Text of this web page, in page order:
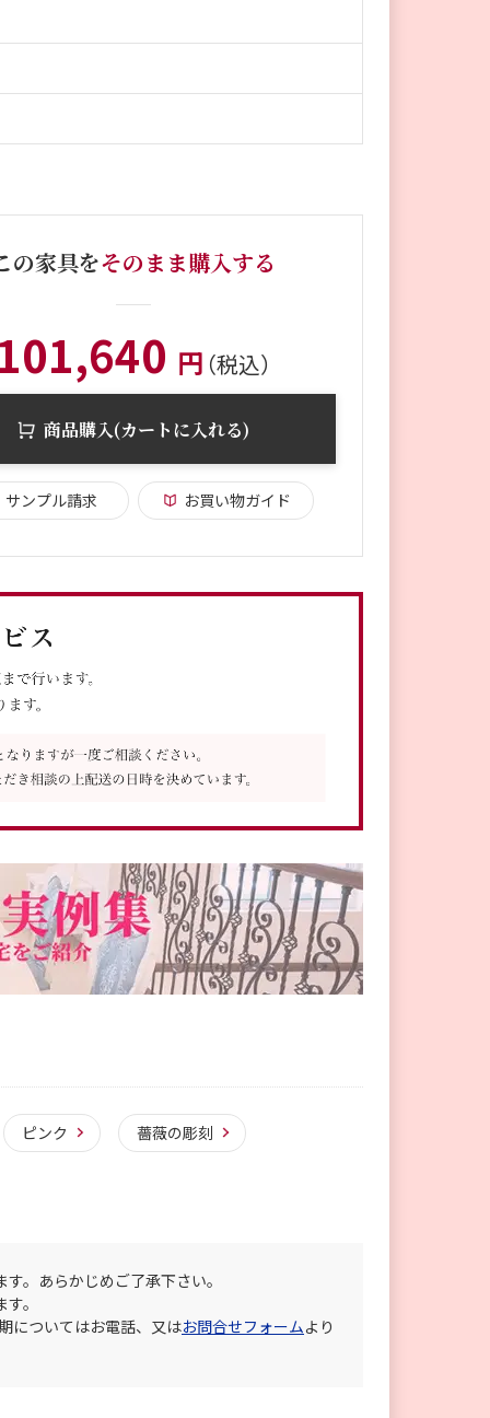
の家具をそのまま購入する
円（税込）
商品購入(カートに入れる)
サンプル請求 お買い物ガイド
ピンク 薔薇の彫刻
。あらかじめご了承下さい。
。
についてはお電話、又はお問合せフォームより